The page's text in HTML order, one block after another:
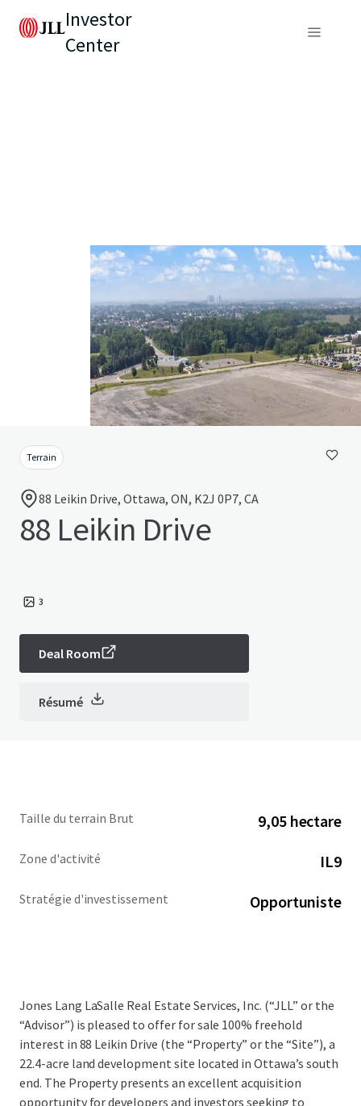
Investor
Center
Terrain
88 Leikin Drive, Ottawa, ON, K2J 0P7, CA
88 Leikin Drive
3
Deal Room
Résumé
Taille du terrain Brut 9,05 hectare
Zone d'activité IL9
Stratégie d'investissement Opportuniste
Jones Lang LaSalle Real Estate Services, Inc. (“JLL” or the
“Advisor”) is pleased to offer for sale 100% freehold
interest in 88 Leikin Drive (the “Property” or the “Site”), a
22.4-acre land development site located in Ottawa’s south
end. The Property presents an excellent acquisition
opportunity for developers and investors seeking to